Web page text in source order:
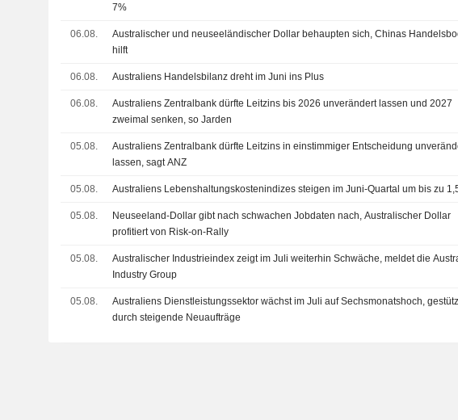
7%
06.08.
Australischer und neuseeländischer Dollar behaupten sich, Chinas
hilft
06.08. Australiens Handelsbilanz dreht im Juni ins Plus
06.08.
Australiens Zentralbank dürfte Leitzins bis 2026 unverändert lassen und 2027
zweimal senken, so Jarden
05.08.
Australiens Zentralbank dürfte Leitzins in einstimmiger Entscheidung
lassen, sagt ANZ
05.08. Australiens Lebenshaltungskostenindizes steigen im Juni-Quartal um bis zu
05.08.
Neuseeland-Dollar gibt nach schwachen Jobdaten nach, Australischer Dollar
profitiert von Risk-on-Rally
05.08.
Australischer Industrieindex zeigt im Juli weiterhin Schwäche, meldet die
Industry Group
05.08.
Australiens Dienstleistungssektor wächst im Juli auf Sechsmonatshoch,
durch steigende Neuaufträge